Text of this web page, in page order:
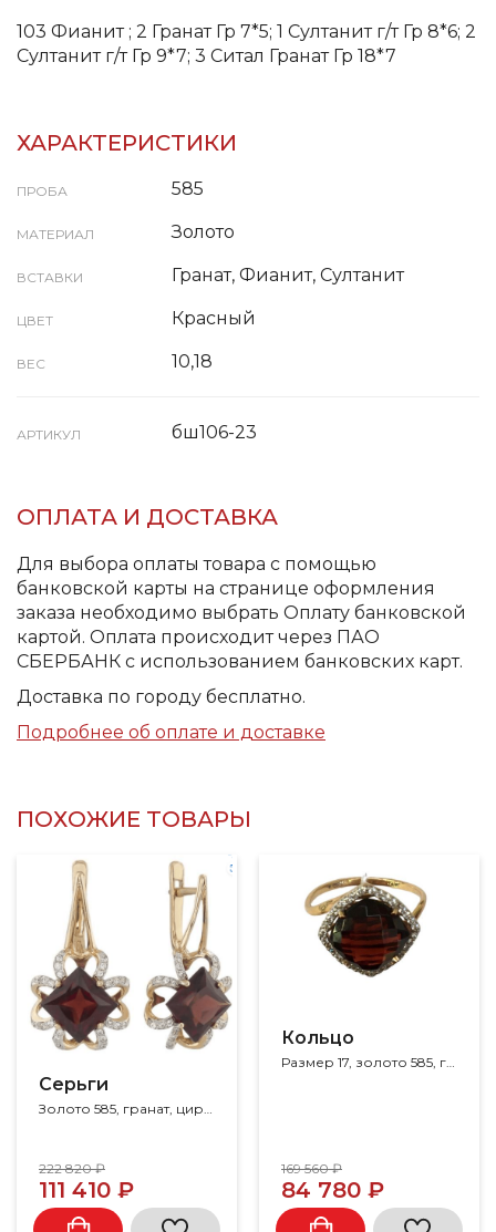
103 Фианит ; 2 Гранат Гр 7*5; 1 Султанит г/т Гр 8*6; 2
Султанит г/т Гр 9*7; 3 Ситал Гранат Гр 18*7
ХАРАКТЕРИСТИКИ
ПРОБА 585
МАТЕРИАЛ Золото
ВСТАВКИ Гранат, Фианит, Султанит
ЦВЕТ Красный
ВЕС 10,18
АРТИКУЛ бш106-23
ОПЛАТА И ДОСТАВКА
Для выбора оплаты товара с помощью
банковской карты на странице оформления
заказа необходимо выбрать Оплату банковской
картой. Оплата происходит через ПАО
СБЕРБАНК с использованием банковских карт.
Доставка по городу бесплатно.
Подробнее об оплате и доставке
ПОХОЖИЕ ТОВАРЫ
Серьги
Золото 585, гранат, циркон
222 820 ₽
111 410 ₽
Кольцо
169 560 ₽
84 780 ₽